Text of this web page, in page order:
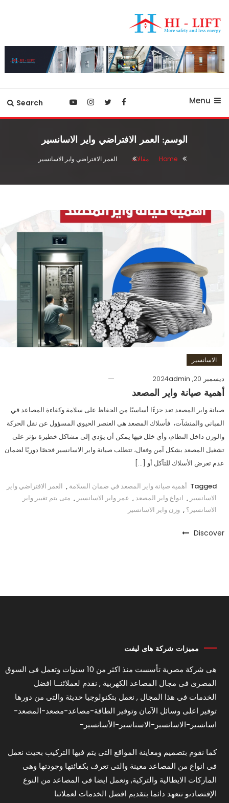
To
Content
hilift-egypt
Menu
Search
الوسم: العمر الافتراضي واير الاسانسير
Home مقالات العمر الافتراضي واير الاسانسير
الاسانسير
ديسمبر 20, 2024
admin
أهمية صيانة واير المصعد
صيانة واير المصعد تعد جزءًا أساسيًا من الحفاظ على سلامة وكفاءة المصاعد في
المباني والمنشآت، فأسلاك المصعد هي العنصر الحيوي المسؤول عن نقل الحركة
والوزن داخل النظام، وأي خلل فيها يمكن أن يؤدي إلى مشاكل خطيرة تؤثر على
تشغيل المصعد بشكل آمن وفعال، تتطلب صيانة واير الاسانسير فحصًا دوريًا لضمان
عدم تعرض الأسلاك للتآكل أو […]
Tagged أهمية صيانة واير المصعد في ضمان السلامة , العمر الافتراضي واير
الاسانسير , انواع واير المصعد , عمر واير الاسانسير , متى يتم تغيير واير
الاسانسير؟ , وزن واير الاسانسير
Discover
مميزات شركة هاى ليفت
هى شركة مصرية تأسست منذ اكثر من 10 سنوات وتعمل فى السوق
المصرى فى مجال المصاعد الكهربية , نقدم لعملائنــا افضل
الخدمات فى هذا المجال , نعمل بتكنولوجيا حديثة والتى من دورها
توفير اعلى وسائل الآمان وتوفير الطاقة-مصاعد-مصعد-المصعد-
اسانسير-الاسانسير-الاسناسير-الأسانسير-
كما نقوم بتصميم ومعاينة المواقع التى يتم فيها التركيب بحيث نعمل
فى انواع من المصاعد معينة والتى تعرف بكفائتها وجودتها وهى
الماركات الايطالية والتركية, ونعمل ايضا فى المصاعد من النوع
الإقتصادىو نتعهد دائما بتقديم افضل الخدمات لعملائنا